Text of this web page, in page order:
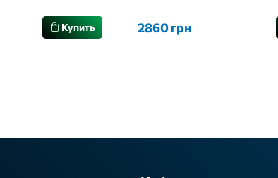
Купить 2860 грн